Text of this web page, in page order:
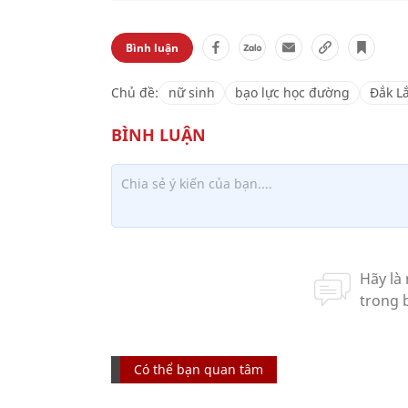
Bình luận
Chủ đề: nữ sinh bạo lực học đường Đắk
Có thể bạn quan tâm